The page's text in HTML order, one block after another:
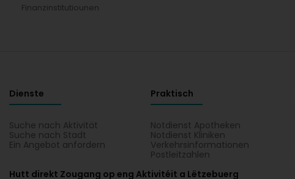
Finanzinstitutiounen
Dienste
Suche nach Aktivität
Suche nach Stadt
Ein Angebot anfordern
Praktisch
Notdienst Apotheken
Notdienst Kliniken
Verkehrsinformationen
Postleitzahlen
Hutt direkt Zougang op eng Aktivitéit a Lëtzebuerg